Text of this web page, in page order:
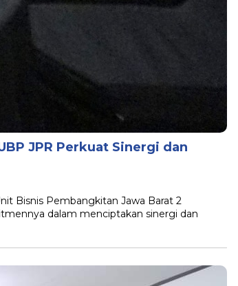
JPR Perkuat Sinergi dan
Bisnis Pembangkitan Jawa Barat 2
dalam menciptakan sinergi dan